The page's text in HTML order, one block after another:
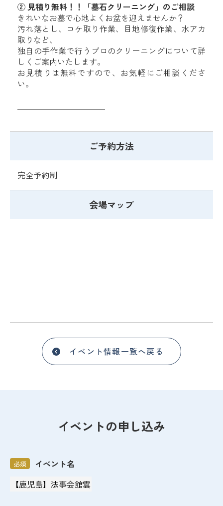
② 見積り無料！！「墓石クリーニング」のご相談
きれいなお墓で心地よくお盆を迎えませんか？
汚れ落とし、コケ取り作業、目地修復作業、水アカ
取りなど、
独自の手作業で行うプロのクリーニングについて詳
しくご案内いたします。
お見積りは無料ですので、お気軽にご相談くださ
い。
ご予約方法
完全予約制
会場マップ
イベント情報一覧へ戻る
イベントの申し込み
イベント名
必須